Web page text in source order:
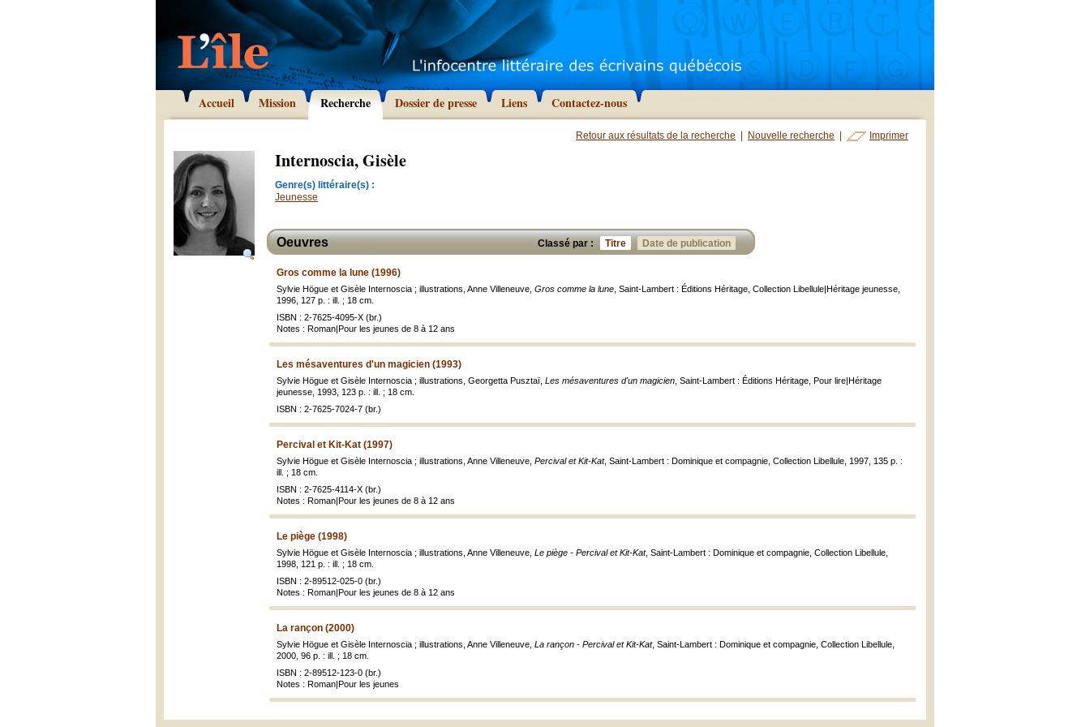
Accueil Mission Recherche Dossier de presse Liens Contactez-nous
Retour aux résultats de la recherche Nouvelle recherche Imprimer
Internoscia, Gisèle
Genre(s) littéraire(s) :
Jeunesse
Classé par : Titre Date de publication
Oeuvres
Gros comme la lune (1996)
Sylvie Högue et Gisèle Internoscia ; illustrations, Anne Villeneuve, Gros comme la lune , Saint-Lambert : Éditions Héritage, Collection Libellule|Héritage jeunesse,
1996, 127 p. : ill. ; 18 cm.
ISBN : 2-7625-4095-X (br.)
Notes : Roman|Pour les jeunes de 8 à 12 ans
Les mésaventures d'un magicien (1993)
Sylvie Högue et Gisèle Internoscia ; illustrations, Georgetta Pusztaï, Les mésaventures d'un magicien , Saint-Lambert : Éditions Héritage, Pour lire|Héritage
jeunesse, 1993, 123 p. : ill. ; 18 cm.
ISBN : 2-7625-7024-7 (br.)
Percival et Kit-Kat (1997)
Sylvie Högue et Gisèle Internoscia ; illustrations, Anne Villeneuve, Percival et Kit-Kat, Saint-Lambert : Dominique et compagnie, Collection Libellule, 1997, 135 p. :
ill. ; 18 cm.
ISBN : 2-7625-4114-X (br.)
Notes : Roman|Pour les jeunes de 8 à 12 ans
Le piège (1998)
Sylvie Högue et Gisèle Internoscia ; illustrations, Anne Villeneuve, Le piège - Percival et Kit-Kat, Saint-Lambert : Dominique et compagnie, Collection Libellule,
1998, 121 p. : ill. ; 18 cm.
ISBN : 2-89512-025-0 (br.)
Notes : Roman|Pour les jeunes de 8 à 12 ans
La rançon (2000)
Sylvie Högue et Gisèle Internoscia ; illustrations, Anne Villeneuve, La rançon - Percival et Kit-Kat, Saint-Lambert : Dominique et compagnie, Collection Libellule,
2000, 96 p. : ill. ; 18 cm.
ISBN : 2-89512-123-0 (br.)
Notes : Roman|Pour les jeunes